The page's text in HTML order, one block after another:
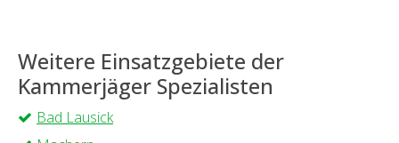
Weitere Einsatzgebiete der
Kammerjäger Spezialisten
Bad Lausick